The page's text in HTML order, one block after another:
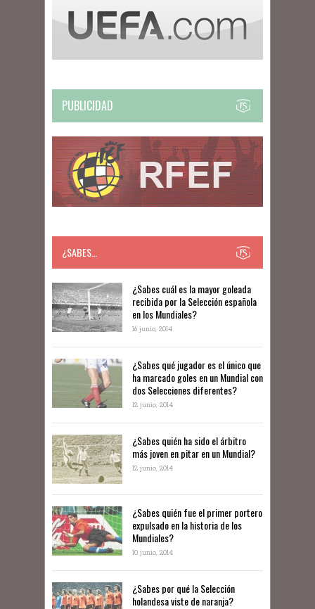
PUBLICIDAD
¿SABES…
​​¿Sabes cuál es la mayor goleada
recibida por la Selección española
en los Mundiales?
16 junio, 2014
¿Sabes qué jugador es el único que
ha marcado goles en un Mundial con
dos Selecciones diferentes?
12 junio, 2014
¿Sabes quién ha sido el árbitro
más joven en pitar en un Mundial?
12 junio, 2014
¿Sabes quién fue el primer portero
expulsado en la historia de los
Mundiales?
10 junio, 2014
​¿Sabes por qué la Selección
holandesa viste de naranja?